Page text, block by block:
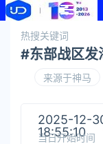
热搜关键词
#东部战区发
来源于神马
2025-12-
18:55:10
当日开始时间